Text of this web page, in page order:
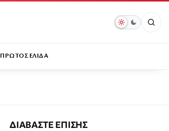
ΠΡΩΤΟΣΕΛΙΔΑ
ΔΙΑΒΑΣΤΕ ΕΠΙΣΗΣ